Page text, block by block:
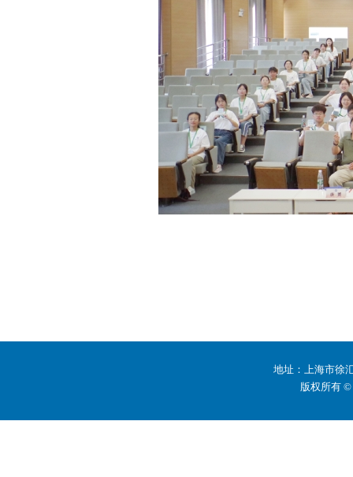
地址：上海市徐
版权所有 ©